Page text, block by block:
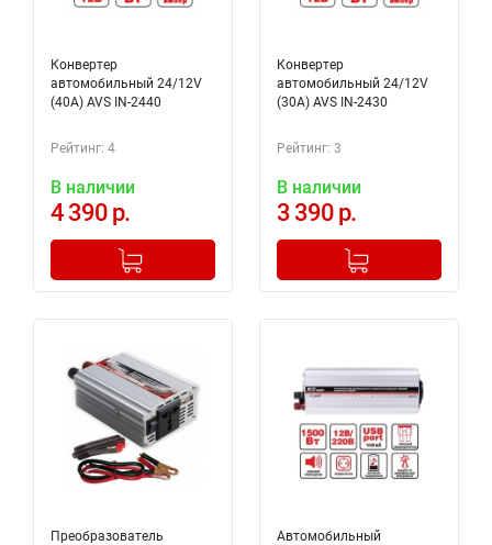
Конвертер
автомобильный 24/12V
(40A) AVS IN-2440
Рейтинг: 4
В наличии
4 390 р.
+
Добавлено в корзину
Конвертер
автомобильный 24/12V
(30A) AVS IN-2430
Рейтинг: 3
В наличии
3 390 р.
+
Добавлено в корзину
Преобразователь Автомобильный